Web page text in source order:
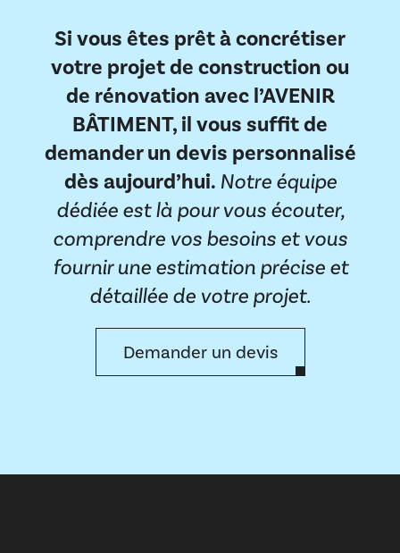
Si vous êtes prêt à concrétiser
votre projet de construction ou
de rénovation avec l’AVENIR
BÂTIMENT, il vous suffit de
demander un devis personnalisé
dès aujourd’hui. Notre équipe
dédiée est là pour vous écouter,
comprendre vos besoins et vous
fournir une estimation précise et
détaillée de votre projet.
Demander un devis